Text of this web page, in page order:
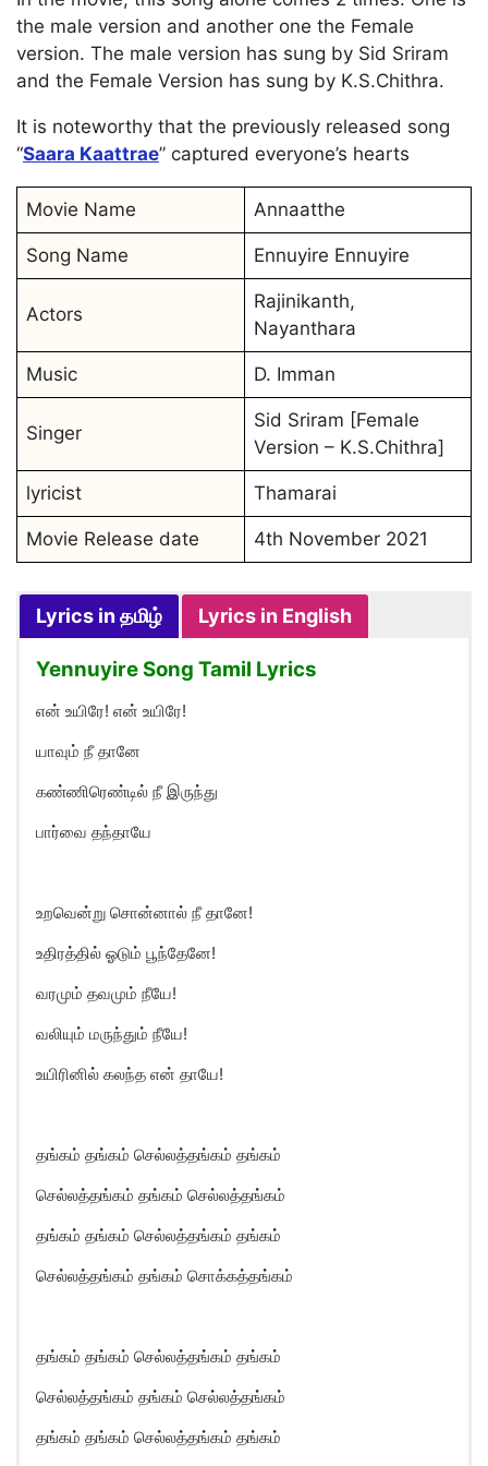
the male version and another one the Female
version. The male version has sung by Sid Sriram
and the Female Version has sung by K.S.Chithra.
It is noteworthy that the previously released song
“Saara Kaattrae” captured everyone’s hearts
Movie Name Annaatthe
Song Name Ennuyire Ennuyire
Actors
Rajinikanth,
Nayanthara
Music D. Imman
Singer
Sid Sriram [Female
Version – K.S.Chithra]
lyricist Thamarai
Movie Release date 4th November 2021
Lyrics in தமிழ் Lyrics in English
Yennuyire Song Tamil Lyrics
என் உயிரே! என் உயிரே!
யாவும் நீ தானே
கண்ணிரெண்டில் நீ இருந்து
பார்வை தந்தாயே
உறவென்று சொன்னால் நீ தானே!
உதிரத்தில் ஓடும் பூந்தேனே!
வரமும் தவமும் நீயே!
வலியும் மருந்தும் நீயே!
உயிரினில் கலந்த என் தாயே!
தங்கம் தங்கம் செல்லத்தங்கம் தங்கம்
செல்லத்தங்கம் தங்கம் செல்லத்தங்கம்
தங்கம் தங்கம் செல்லத்தங்கம் தங்கம்
செல்லத்தங்கம் தங்கம் சொக்கத்தங்கம்
தங்கம் தங்கம் செல்லத்தங்கம் தங்கம்
செல்லத்தங்கம் தங்கம் செல்லத்தங்கம்
தங்கம் தங்கம் செல்லத்தங்கம் தங்கம்